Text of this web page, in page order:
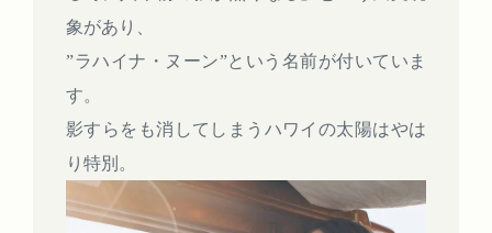
象があり、
”ラハイナ・ヌーン”という名前が付いていま
す。
影すらをも消してしまうハワイの太陽はやは
り特別。